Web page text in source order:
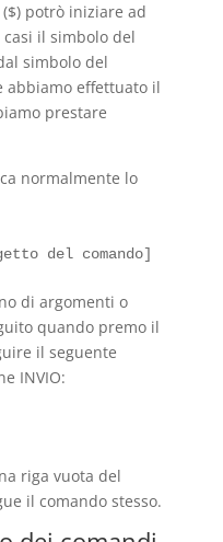
potrò iniziare ad
il simbolo del
simbolo del
abbiamo effettuato il
prestare
normalmente lo
di argomenti o
quando premo il
il seguente
INVIO:
riga vuota del
il comando stesso.